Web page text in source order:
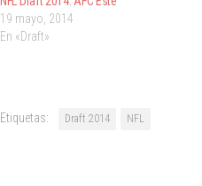
19 mayo, 2014
En «Draft»
Etiquetas: Draft 2014 NFL